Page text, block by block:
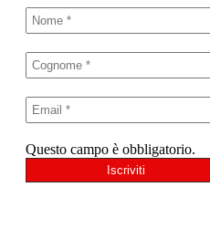
Questo campo è obbligatorio.